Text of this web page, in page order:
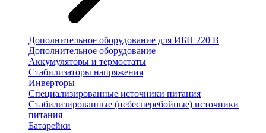
Дополнительное оборудование для ИБП 220 В
Дополнительное оборудование
Аккумуляторы и термостаты
Стабилизаторы напряжения
Инверторы
Специализированные источники питания
Стабилизированные (небесперебойные) источники
питания
Батарейки